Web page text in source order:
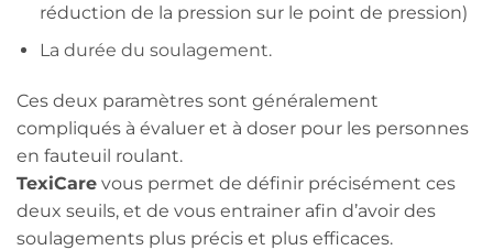
réduction de la pression sur le point de pression)
La durée du soulagement.
Ces deux paramètres sont généralement
compliqués à évaluer et à doser pour les personnes
en fauteuil roulant.
TexiCare vous permet de définir précisément ces
deux seuils, et de vous entrainer afin d’avoir des
soulagements plus précis et plus efficaces.